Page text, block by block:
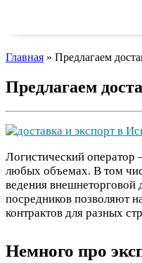
Главная » Предлагаем
Предлагаем
Логистический оператор
любых объемах. В том
ведения внешнеторговой
посредников позволяют
контрактов для разных
Немного про